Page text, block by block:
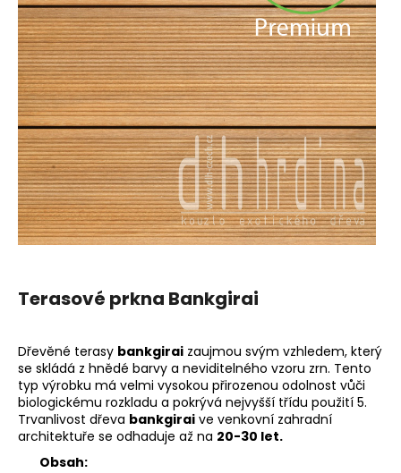
Terasové prkna Bankgirai
Dřevěné terasy bankgirai zaujmou svým vzhledem, který
se skládá z hnědé barvy a neviditelného vzoru zrn. Tento
typ výrobku má velmi vysokou přirozenou odolnost vůči
biologickému rozkladu a pokrývá nejvyšší třídu použití 5.
Trvanlivost dřeva bankgirai ve venkovní zahradní
architektuře se odhaduje až na 20-30 let.
Obsah:
a
j
í
t
?
HLEDAT
o
o
r
u
č
u
j